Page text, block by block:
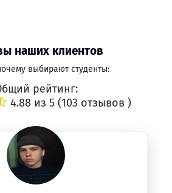
наших клиентов
выбирают студенты:
рейтинг:
4.88 из 5 (103 отзывов )